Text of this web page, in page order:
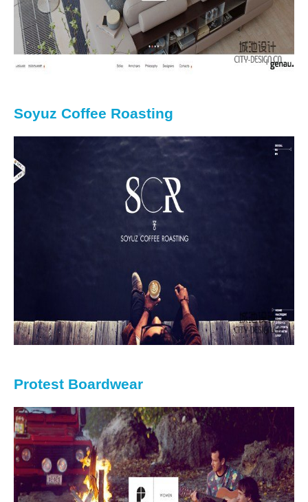
Soyuz Coffee Roasting
Protest Boardwear